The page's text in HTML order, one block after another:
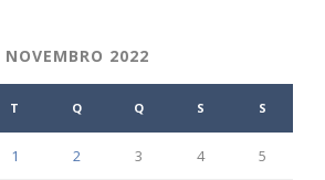
NOVEMBRO 2022
T Q Q S S
1 2 3 4 5